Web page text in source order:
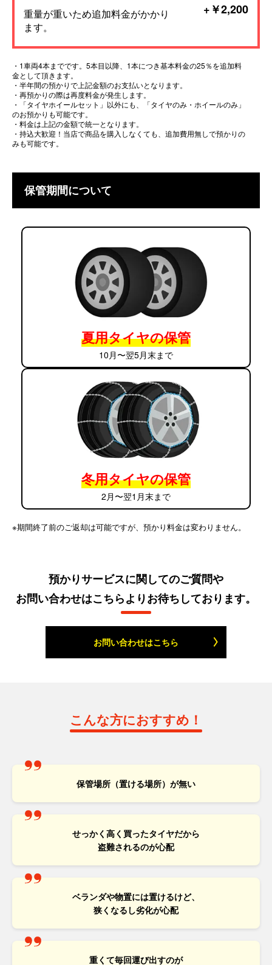
重量が重いため追加料金がかかり
ます。
+￥2,200
・1車両4本までです。5本目以降、1本につき基本料金の25％を追加料
金として頂きます。
・半年間の預かりで上記金額のお支払いとなります。
・再預かりの際は再度料金が発生します。
・「タイヤホイールセット」以外にも、「タイヤのみ・ホイールのみ」
のお預かりも可能です。
・料金は上記の金額で統一となります。
・持込大歓迎！当店で商品を購入しなくても、追加費用無しで預かりの
みも可能です。
保管期間について
夏用タイヤの保管
10月〜翌5月末まで
冬用タイヤの保管
2月〜翌1月末まで
※期間終了前のご返却は可能ですが、預かり料金は変わりません。
預かりサービスに関してのご質問や
お問い合わせはこちらよりお待ちしております。
お問い合わせはこちら
こんな方におすすめ！
保管場所（置ける場所）が無い
せっかく高く買ったタイヤだから
盗難されるのが心配
ベランダや物置には置けるけど、
狭くなるし劣化が心配
重くて毎回運び出すのが